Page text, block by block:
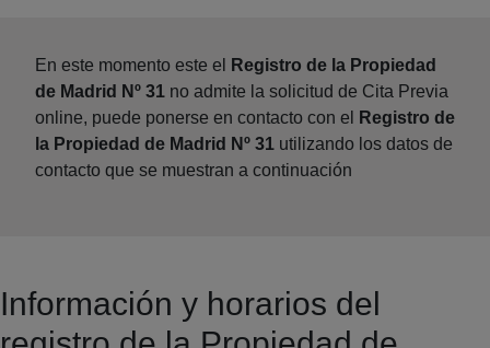
En este momento este el
Registro de la Propiedad
de Madrid Nº 31 no admite la solicitud de Cita Previa
online, puede ponerse en contacto con el
Registro de
la Propiedad de Madrid Nº 31 utilizando los datos de
contacto que se muestran a continuación
Información y horarios del